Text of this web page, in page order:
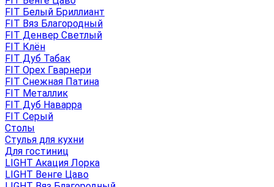
FIT Белый Бриллиант
FIT Вяз Благородный
FIT Денвер Светлый
FIT Клён
FIT Дуб Табак
FIT Орех Гварнери
FIT Снежная Патина
FIT Металлик
FIT Дуб Наварра
FIT Серый
Столы
Стулья для кухни
Для гостиниц
LIGHT Акация Лорка
LIGHT Венге Цаво